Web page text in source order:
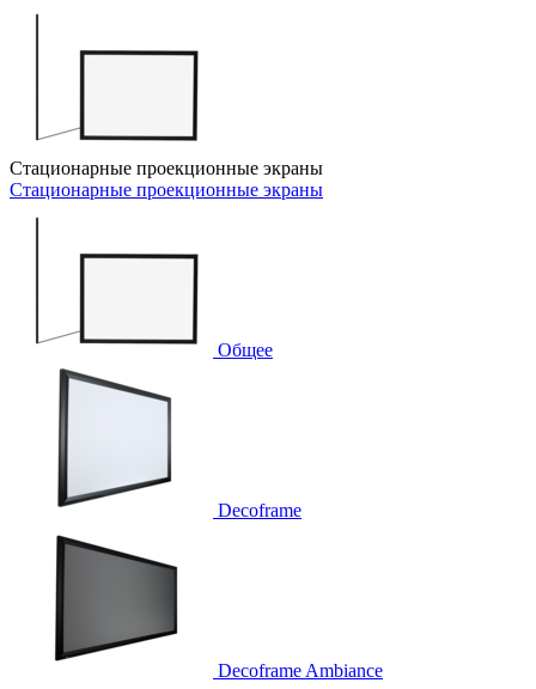
Стационарные проекционные экраны
Стационарные проекционные экраны
Общее
Decoframe
Decoframe Ambiance